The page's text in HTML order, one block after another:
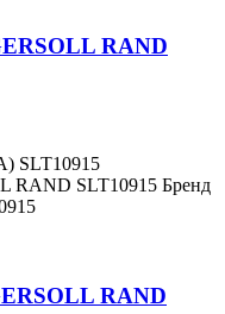
RAND
SLT10915
RAND SLT10915 Бренд
RAND